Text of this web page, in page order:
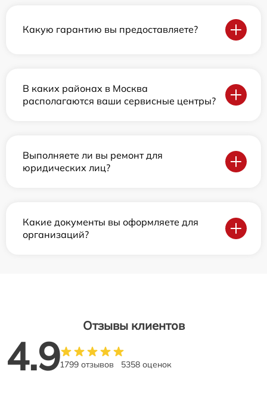
Какую гарантию вы предоставляете?
В каких районах в Москва
располагаются ваши сервисные центры?
Выполняете ли вы ремонт для
юридических лиц?
Какие документы вы оформляете для
организаций?
Отзывы клиентов
4.91799 отзывов 5358 оценок